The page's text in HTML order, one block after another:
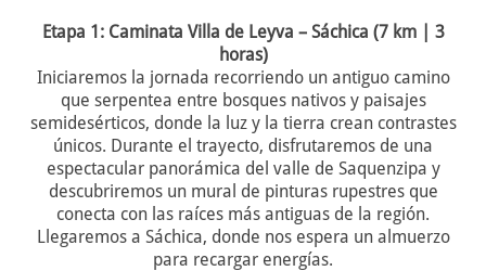
Etapa 1: Caminata Villa de Leyva – Sáchica (7 km | 3
horas)
Iniciaremos la jornada recorriendo un antiguo camino
que serpentea entre bosques nativos y paisajes
semidesérticos, donde la luz y la tierra crean contrastes
únicos. Durante el trayecto, disfrutaremos de una
espectacular panorámica del valle de Saquenzipa y
descubriremos un mural de pinturas rupestres que
conecta con las raíces más antiguas de la región.
Llegaremos a Sáchica, donde nos espera un almuerzo
para recargar energías.